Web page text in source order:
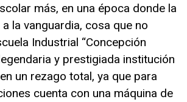
más, en una época donde la
la vanguardia, cosa que no
Industrial “Concepción
y prestigiada institución
un rezago total, ya que para
cuenta con una máquina de